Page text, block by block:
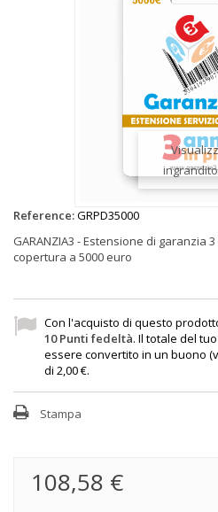
ingrandito
Reference:GRPD35000
GARANZIA3 - Estensione di garanzia
copertura a 5000 euro
Con l'acquisto di questo
10Punti fedeltà. Il totale del
essere convertito in un buono
di 2,00 €.
Stampa
108,58 €